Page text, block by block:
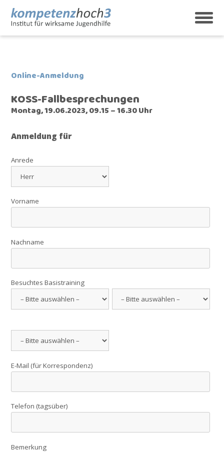
content
kompetenzhoch3
Institut für wirksame Jugendhilfe
Online-Anmeldung
KOSS-Fallbesprechungen
Montag, 19.06.2023, 09.15 – 16.30 Uhr
Anmeldung für
Anrede
Vorname
Nachname
Besuchtes Basistraining
E-Mail (für Korrespondenz)
Telefon (tagsüber)
Bemerkung